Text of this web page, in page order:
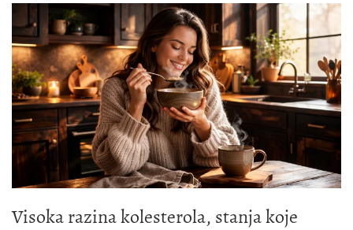
Visoka razina kolesterola, stanja koje